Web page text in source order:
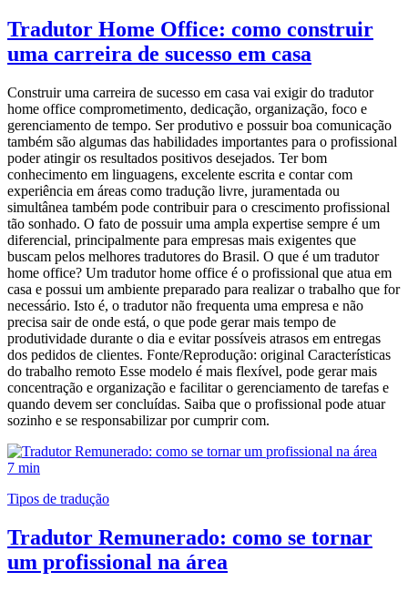
Tradutor Home Office: como construir
uma carreira de sucesso em casa
Construir uma carreira de sucesso em casa vai exigir do tradutor
home office comprometimento, dedicação, organização, foco e
gerenciamento de tempo. Ser produtivo e possuir boa comunicação
também são algumas das habilidades importantes para o profissional
poder atingir os resultados positivos desejados. Ter bom
conhecimento em linguagens, excelente escrita e contar com
experiência em áreas como tradução livre, juramentada ou
simultânea também pode contribuir para o crescimento profissional
tão sonhado. O fato de possuir uma ampla expertise sempre é um
diferencial, principalmente para empresas mais exigentes que
buscam pelos melhores tradutores do Brasil. O que é um tradutor
home office? Um tradutor home office é o profissional que atua em
casa e possui um ambiente preparado para realizar o trabalho que for
necessário. Isto é, o tradutor não frequenta uma empresa e não
precisa sair de onde está, o que pode gerar mais tempo de
produtividade durante o dia e evitar possíveis atrasos em entregas
dos pedidos de clientes. Fonte/Reprodução: original Características
do trabalho remoto Esse modelo é mais flexível, pode gerar mais
concentração e organização e facilitar o gerenciamento de tarefas e
quando devem ser concluídas. Saiba que o profissional pode atuar
sozinho e se responsabilizar por cumprir com.
7 min
Tipos de tradução
Tradutor Remunerado: como se tornar
um profissional na área